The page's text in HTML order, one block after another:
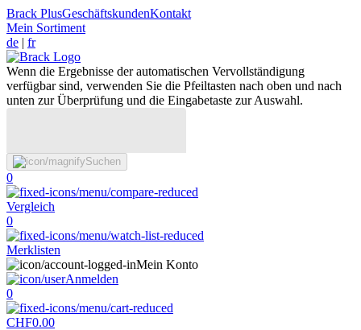
Brack PlusGeschäftskundenKontakt
Mein Sortiment
de | fr
Wenn die Ergebnisse der automatischen Vervollständigung
verfügbar sind, verwenden Sie die Pfeiltasten nach oben und nach
unten zur Überprüfung und die Eingabetaste zur Auswahl.
Suchen
0
Vergleich
0
Merklisten
Mein Konto
Anmelden
0
CHF0.00